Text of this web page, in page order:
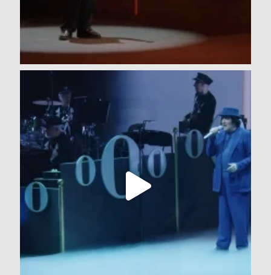
Bologna ritorna ogni volta che la memoria ha ...